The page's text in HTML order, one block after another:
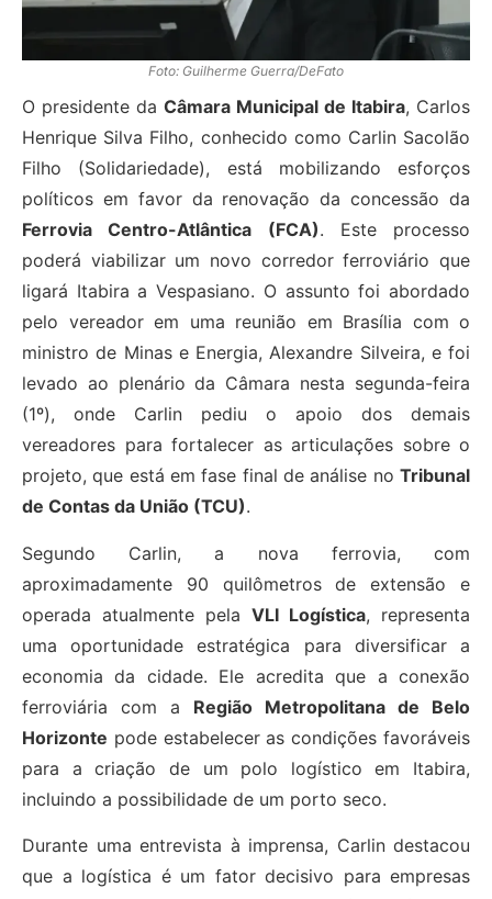
Foto: Guilherme Guerra/DeFato
O presidente da Câmara Municipal de Itabira, Carlos
Henrique Silva Filho, conhecido como Carlin Sacolão
Filho (Solidariedade), está mobilizando esforços
políticos em favor da renovação da concessão da
Ferrovia Centro-Atlântica (FCA). Este processo
poderá viabilizar um novo corredor ferroviário que
ligará Itabira a Vespasiano. O assunto foi abordado
pelo vereador em uma reunião em Brasília com o
ministro de Minas e Energia, Alexandre Silveira, e foi
levado ao plenário da Câmara nesta segunda-feira
(1º), onde Carlin pediu o apoio dos demais
vereadores para fortalecer as articulações sobre o
projeto, que está em fase final de análise no Tribunal
de Contas da União (TCU).
Segundo Carlin, a nova ferrovia, com
aproximadamente 90 quilômetros de extensão e
operada atualmente pela VLI Logística, representa
uma oportunidade estratégica para diversificar a
economia da cidade. Ele acredita que a conexão
ferroviária com a Região Metropolitana de Belo
Horizonte pode estabelecer as condições favoráveis
para a criação de um polo logístico em Itabira,
incluindo a possibilidade de um porto seco.
Durante uma entrevista à imprensa, Carlin destacou
que a logística é um fator decisivo para empresas